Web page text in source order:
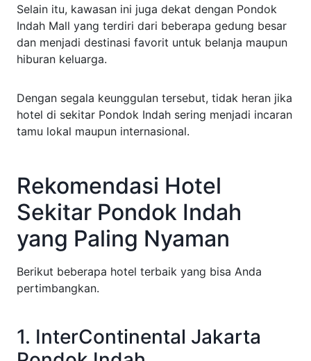
Selain itu, kawasan ini juga dekat dengan Pondok
Indah Mall yang terdiri dari beberapa gedung besar
dan menjadi destinasi favorit untuk belanja maupun
hiburan keluarga.
Dengan segala keunggulan tersebut, tidak heran jika
hotel di sekitar Pondok Indah sering menjadi incaran
tamu lokal maupun internasional.
Rekomendasi Hotel
Sekitar Pondok Indah
yang Paling Nyaman
Berikut beberapa hotel terbaik yang bisa Anda
pertimbangkan.
1. InterContinental Jakarta